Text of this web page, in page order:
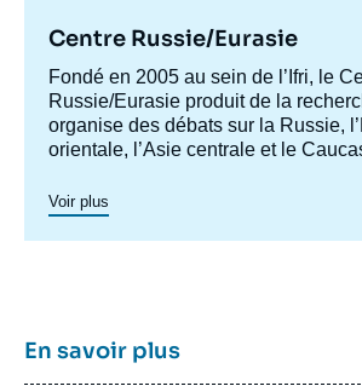
Centre Russie/Eurasie
Accroche
centre
Fondé en 2005 au sein de l’Ifri, le
Russie/Eurasie produit de la
organise des débats sur la Russie,
orientale, l’Asie centrale et le
d'anticiper l'évolution de cette zone
géographique complexe en pleine
pour enrichir le débat public en
Voir plus
En savoir plus